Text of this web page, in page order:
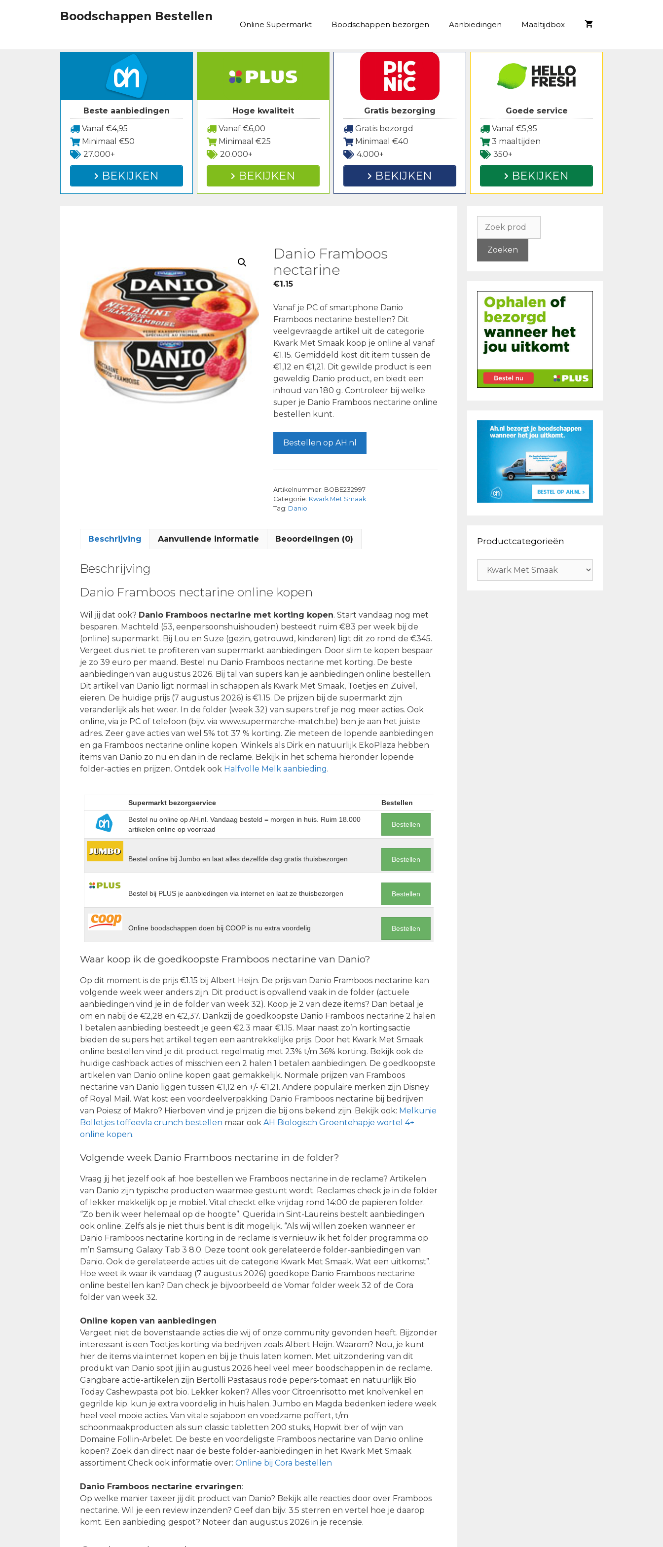
Boodschappen Bestellen
Online Supermarkt Boodschappen bezorgen Aanbiedingen Maaltijdbox
Beste aanbiedingen
Vanaf €4,95
Minimaal €50
27.000+
BEKIJKEN
Hoge kwaliteit
Vanaf €6,00
Minimaal €25
20.000+
BEKIJKEN
Gratis bezorging
Gratis bezorgd
Minimaal €40
4.000+
BEKIJKEN
Goede service
Vanaf €5,95
3 maaltijden
350+
BEKIJKEN
Danio Framboos
nectarine
€1.15
Vanaf je PC of smartphone Danio
Framboos nectarine bestellen? Dit
veelgevraagde artikel uit de categorie
Kwark Met Smaak koop je online al vanaf
€1.15. Gemiddeld kost dit item tussen de
€1,12 en €1,21. Dit gewilde product is een
geweldig Danio product, en biedt een
inhoud van 180 g. Controleer bij welke
super je Danio Framboos nectarine online
bestellen kunt.
Bestellen op AH.nl
Artikelnummer: BOBE232997
Categorie: Kwark Met Smaak
Tag: Danio
Beschrijving Aanvullende informatie Beoordelingen (0)
Beschrijving
Danio Framboos nectarine online kopen
Wil jij dat ook? Danio Framboos nectarine met korting kopen. Start vandaag nog met
besparen. Machteld (53, eenpersoonshuishouden) besteedt ruim €83 per week bij de
(online) supermarkt. Bij Lou en Suze (gezin, getrouwd, kinderen) ligt dit zo rond de €345.
Vergeet dus niet te profiteren van supermarkt aanbiedingen. Door slim te kopen bespaar
je zo 39 euro per maand. Bestel nu Danio Framboos nectarine met korting. De beste
aanbiedingen van augustus 2026. Bij tal van supers kan je aanbiedingen online bestellen.
Dit artikel van Danio ligt normaal in schappen als Kwark Met Smaak, Toetjes en Zuivel,
eieren. De huidige prijs (7 augustus 2026) is €1.15. De prijzen bij de supermarkt zijn
veranderlijk als het weer. In de folder (week 32) van supers tref je nog meer acties. Ook
online, via je PC of telefoon (bijv. via www.supermarche-match.be) ben je aan het juiste
adres. Zeer gave acties van wel 5% tot 37 % korting. Zie meteen de lopende aanbiedingen
en ga Framboos nectarine online kopen. Winkels als Dirk en natuurlijk EkoPlaza hebben
items van Danio zo nu en dan in de reclame. Bekijk in het schema hieronder lopende
folder-acties en prijzen. Ontdek ook Halfvolle Melk aanbieding.
Supermarkt bezorgservice Bestellen
Bestel nu online op AH.nl. Vandaag besteld = morgen in huis. Ruim 18.000
artikelen online op voorraad
Bestellen
Bestel online bij Jumbo en laat alles dezelfde dag gratis thuisbezorgen Bestellen
Bestel bij PLUS je aanbiedingen via internet en laat ze thuisbezorgen Bestellen
Online boodschappen doen bij COOP is nu extra voordelig Bestellen
Waar koop ik de goedkoopste Framboos nectarine van Danio?
Op dit moment is de prijs €1.15 bij Albert Heijn. De prijs van Danio Framboos nectarine kan
volgende week weer anders zijn. Dit product is opvallend vaak in de folder (actuele
aanbiedingen vind je in de folder van week 32). Koop je 2 van deze items? Dan betaal je
om en nabij de €2,28 en €2,37. Dankzij de goedkoopste Danio Framboos nectarine 2 halen
1 betalen aanbieding besteedt je geen €2.3 maar €1.15. Maar naast zo’n kortingsactie
bieden de supers het artikel tegen een aantrekkelijke prijs. Door het Kwark Met Smaak
online bestellen vind je dit product regelmatig met 23% t/m 36% korting. Bekijk ook de
huidige cashback acties of misschien een 2 halen 1 betalen aanbiedingen. De goedkoopste
artikelen van Danio online kopen gaat gemakkelijk. Normale prijzen van Framboos
nectarine van Danio liggen tussen €1,12 en +/- €1,21. Andere populaire merken zijn Disney
of Royal Mail. Wat kost een voordeelverpakking Danio Framboos nectarine bij bedrijven
van Poiesz of Makro? Hierboven vind je prijzen die bij ons bekend zijn. Bekijk ook: Melkunie
Bolletjes toffeevla crunch bestellen maar ook AH Biologisch Groentehapje wortel 4+
online kopen.
Volgende week Danio Framboos nectarine in de folder?
Vraag jij het jezelf ook af: hoe bestellen we Framboos nectarine in de reclame? Artikelen
van Danio zijn typische producten waarmee gestunt wordt. Reclames check je in de folder
of lekker makkelijk op je mobiel. Vital checkt elke vrijdag rond 14:00 de papieren folder.
“Zo ben ik weer helemaal op de hoogte”. Querida in Sint-Laureins bestelt aanbiedingen
ook online. Zelfs als je niet thuis bent is dit mogelijk. “Als wij willen zoeken wanneer er
Danio Framboos nectarine korting in de reclame is vernieuw ik het folder programma op
m’n Samsung Galaxy Tab 3 8.0. Deze toont ook gerelateerde folder-aanbiedingen van
Danio. Ook de gerelateerde acties uit de categorie Kwark Met Smaak. Wat een uitkomst”.
Hoe weet ik waar ik vandaag (7 augustus 2026) goedkope Danio Framboos nectarine
online bestellen kan? Dan check je bijvoorbeeld de Vomar folder week 32 of de Cora
folder van week 32.
Online kopen van aanbiedingen
Vergeet niet de bovenstaande acties die wij of onze community gevonden heeft. Bijzonder
interessant is een Toetjes korting via bedrijven zoals Albert Heijn. Waarom? Nou, je kunt
hier de items via internet kopen en bij je thuis laten komen. Met uitzondering van dit
produkt van Danio spot jij in augustus 2026 heel veel meer boodschappen in de reclame.
Gangbare actie-artikelen zijn Bertolli Pastasaus rode pepers-tomaat en natuurlijk Bio
Today Cashewpasta pot bio. Lekker koken? Alles voor Citroenrisotto met knolvenkel en
gegrilde kip. kun je extra voordelig in huis halen. Jumbo en Magda bedenken iedere week
heel veel mooie acties. Van vitale sojaboon en voedzame poffert, t/m
schoonmaakproducten als sun classic tabletten 200 stuks, Hopwit bier of wijn van
Domaine Follin-Arbelet. De beste en voordeligste Framboos nectarine van Danio online
kopen? Zoek dan direct naar de beste folder-aanbiedingen in het Kwark Met Smaak
assortiment.Check ook informatie over: Online bij Cora bestellen
Danio Framboos nectarine ervaringen:
Op welke manier taxeer jij dit product van Danio? Bekijk alle reacties door over Framboos
nectarine. Wil je een review inzenden? Geef dan bijv. 3.5 sterren en vertel hoe je daarop
komt. Een aanbieding gespot? Noteer dan augustus 2026 in je recensie.
naar:
Zoeken
Productcategorieën